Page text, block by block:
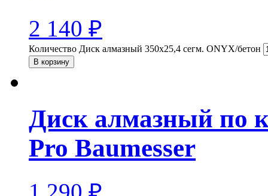
2 140 ₽
Количество Диск алмазный 350х25,4 сегм. ONYX/бетон
В корзину
Диск алмазный по
Pro Baumesser